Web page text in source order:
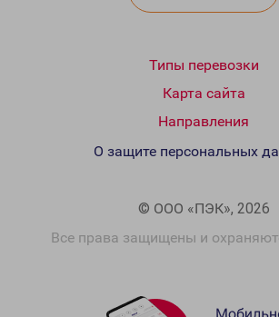
Типы перевозки
Карта сайта
Направления
© ООО «ПЭК», 2026
Все права защищены и
О защите персональных